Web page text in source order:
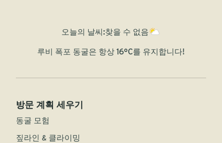
오늘의 날씨:찾을 수 없음
루비 폭포 동굴은 항상 16°C를 유지합니다!
방문 계획 세우기
동굴 모험
짚라인 & 클라이밍